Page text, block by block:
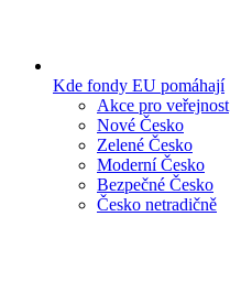
Kde fondy EU pomáhají
Akce pro veřejnost
Nové Česko
Zelené Česko
Moderní Česko
Bezpečné Česko
Česko netradičně